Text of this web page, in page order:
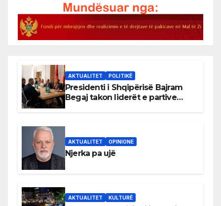
AKTUALITET POLITIKË
Presidenti i Shqipërisë Bajram
Begaj takon liderët e partive
AKTUALITET OPINIONE
Njerka pa ujë
AKTUALITET KULTURË